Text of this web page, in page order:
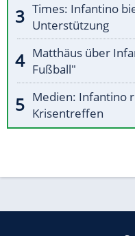
Times: Infantino
Unterstützung
Matthäus über
Fußball"
Medien: Infantino
Krisentreffen